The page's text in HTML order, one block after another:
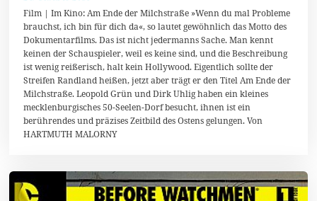
.
D
e
z
m
b
e
r
2
0
1
Film | Im Kino: Am Ende der Milchstraße »Wenn du mal Probleme
brauchst, ich bin für dich da«, so lautet gewöhnlich das Motto des
Dokumentarfilms. Das ist nicht jedermanns Sache. Man kennt
keinen der Schauspieler, weil es keine sind, und die Beschreibung
ist wenig reißerisch, halt kein Hollywood. Eigentlich sollte der
Streifen Randland heißen, jetzt aber trägt er den Titel Am Ende der
Milchstraße. Leopold Grün und Dirk Uhlig haben ein kleines
mecklenburgisches 50-Seelen-Dorf besucht, ihnen ist ein
berührendes und präzises Zeitbild des Ostens gelungen. Von
HARTMUTH MALORNY